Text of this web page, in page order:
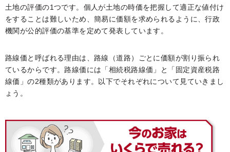
土地の評価の1つです。個人が土地の時価を把握して適正な値付け
をすることは難しいため、簡易に価額を求められるように、行政
機関が公的評価の基準を定めて発表しています。
路線価と呼ばれる理由は、路線（道路）ごとに価額が割り振られ
ているからです。路線価には「相続税路線価」と「固定資産税路
線価」の2種類があります。以下でそれぞれについて見ていきまし
ょう。